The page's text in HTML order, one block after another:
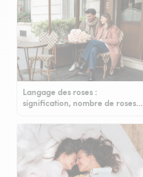
Langage des roses :
signification, nombre de roses…